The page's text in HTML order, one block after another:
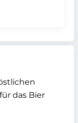
das Bier